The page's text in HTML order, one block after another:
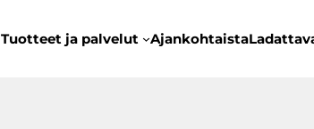
Tuotteet ja palvelut
Ajankohtaista